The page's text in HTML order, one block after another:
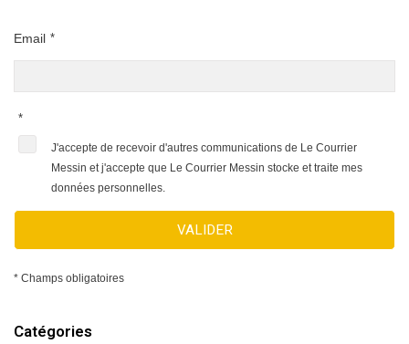
Email *
*
J'accepte de recevoir d'autres communications de Le Courrier
Messin et j'accepte que Le Courrier Messin stocke et traite mes
données personnelles.
VALIDER
* Champs obligatoires
Catégories